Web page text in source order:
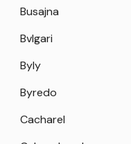
Busajna
Bvlgari
Byly
Byredo
Cacharel